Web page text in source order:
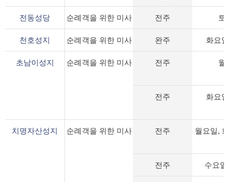
전동성당 순례객을 위한 미사 전주 토
천호성지 순례객을 위한 미사 완주 화요
초남이성지 순례객을 위한 미사 전주 월
전주 화요
치명자산성지 순례객을 위한 미사 전주
월요일,
전주 수요